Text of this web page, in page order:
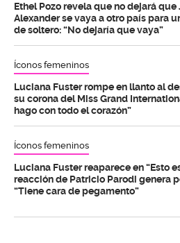
Ethel Pozo revela que no dejará que
Alexander se vaya a otro país para
de soltero: “No dejaría que vaya”
Íconos femeninos
Luciana Fuster rompe en llanto al
su corona del Miss Grand
hago con todo el corazón”
Íconos femeninos
Luciana Fuster reaparece en “Esto
reacción de Patricio Parodi genera
“Tiene cara de pegamento”